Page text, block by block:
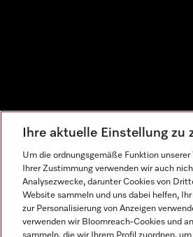
Ihre aktuelle Einstellung
Um die ordnungsgemäße Funktion
Ihrer Zustimmung verwenden wir auch
Analysezwecke, darunter Cookies von
Website sammeln und uns dabei helfen,
zur Personalisierung von Anzeigen
verwenden wir Bloomreach-Cookies und